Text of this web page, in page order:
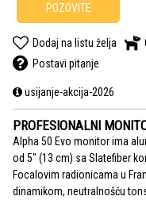
POZOVITE
Dodaj na listu želja
Postavi pitanje
usijanje-akcija-2026
PROFESIONALNI
Alpha 50 Evo monitor ima
od 5" (13 cm) sa Slatefiber
Focalovim radionicama u
dinamikom, neutralnošću